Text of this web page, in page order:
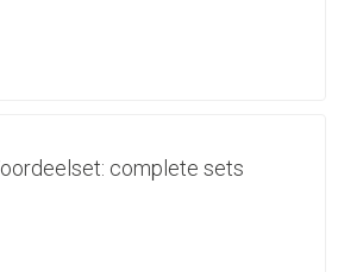
complete sets